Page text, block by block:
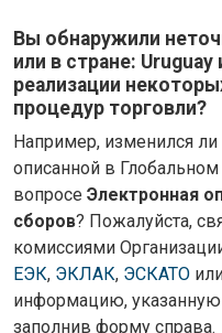
Вы обнаружили
или в стране:
реализации
процедур торговли?
Например, изменился ли
описанной в
вопросе Электронная
сборов? Пожалуйста,
комиссиями
ЕЭК, ЭКЛАК, ЭСКАТО
информацию, указанную
заполнив форму справа.